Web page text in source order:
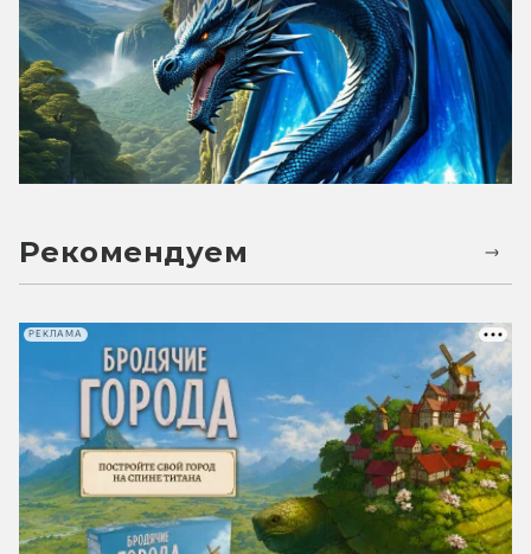
Рекомендуем
РЕКЛАМА